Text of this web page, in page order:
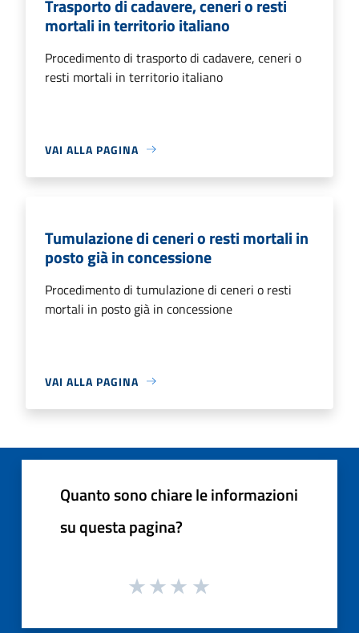
Trasporto di cadavere, ceneri o resti
mortali in territorio italiano
Procedimento di trasporto di cadavere, ceneri o
resti mortali in territorio italiano
VAI ALLA PAGINA
Tumulazione di ceneri o resti mortali in
posto già in concessione
Procedimento di tumulazione di ceneri o resti
mortali in posto già in concessione
VAI ALLA PAGINA
Quanto sono chiare le informazioni
su questa pagina?